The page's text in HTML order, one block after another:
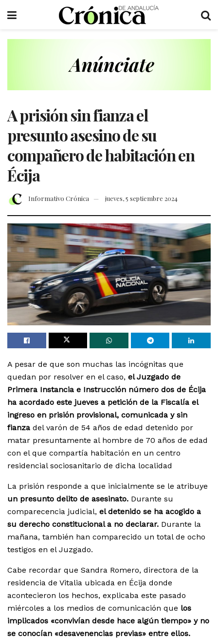
A prisión sin fianza el
presunto asesino de su
compañero de habitación en
Écija
Informativo Crónica jueves, 5 septiembre 2024
A pesar de que son muchas las incógnitas que
quedan por resolver en el caso, el Juzgado de
Primera Instancia e Instrucción número dos de Écija
ha acordado este jueves a petición de la Fiscalía el
ingreso en prisión provisional, comunicada y sin
fianza del varón de 54 años de edad detenido por
matar presuntamente al hombre de 70 años de edad
con el que compartía habitación en un centro
residencial sociosanitario de dicha localidad
La prisión responde a que inicialmente se le atribuye
un presunto delito de asesinato. Durante su
comparecencia judicial, el detenido se ha acogido a
su derecho constitucional a no declarar. Durante la
mañana, también han comparecido un total de ocho
testigos en el Juzgado.
Cabe recordar que Sandra Romero, directora de la
residencia de Vitalia ubicada en Écija donde
acontecieron los hechos, explicaba este pasado
miércoles a los medios de comunicación que los
implicados «convivían desde hace algún tiempo» y no
se conocían «desavenencias previas» entre ellos.